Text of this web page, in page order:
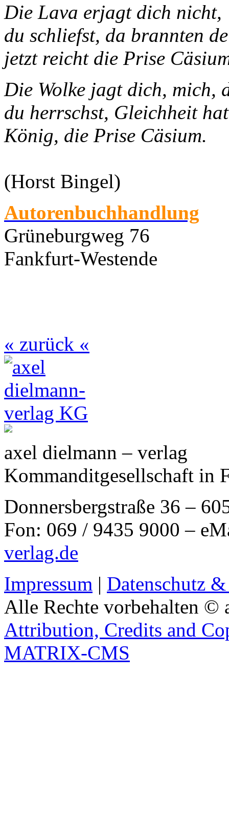
Die Lava erjagt dich nicht,
du schliefst, da brannten
jetzt reicht die Prise
Die Wolke jagt dich, mich,
du herrschst, Gleichheit
König, die Prise Cäsium.
(Horst Bingel)
Autorenbuchhandlung
Grüneburgweg 76
Fankfurt-Westende
« zurück «
axel dielmann – verlag
Kommanditgesellschaft in
Donnersbergstraße 36 –
Fon: 069 / 9435 9000 –
verlag.de
Impressum | Datenschutz
Alle Rechte vorbehalten ©
Attribution, Credits and
MATRIX-CMS